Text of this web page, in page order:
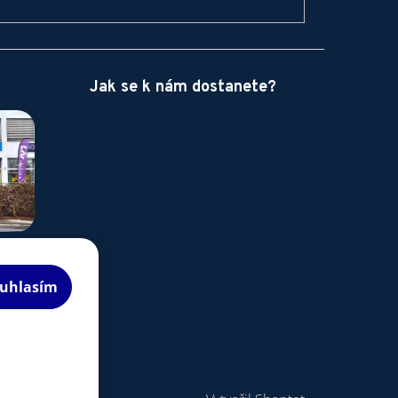
Jak se k nám dostanete?